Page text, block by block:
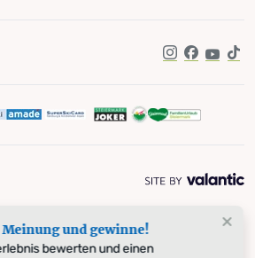
Meinung und gewinne!
bewerten und einen
Instagram
Facebook